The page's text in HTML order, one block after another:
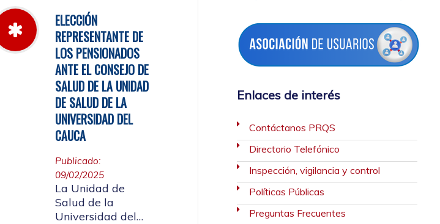
marzo hasta el
jueves 26 de
marzo de 2026
ELECCIÓN
REPRESENTANTE DE
LOS PENSIONADOS
ANTE EL CONSEJO DE
SALUD DE LA UNIDAD
DE SALUD DE LA
UNIVERSIDAD DEL
CAUCA
Publicado:
09/02/2025
La Unidad de
Salud de la
Universidad del
Enlaces de interés
Contáctanos PRQS
Directorio Telefónico
Inspección, vigilancia y control
Políticas Públicas
Preguntas Frecuentes